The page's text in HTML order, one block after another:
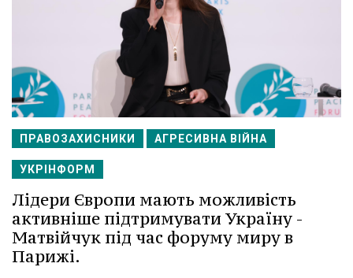
ПРАВОЗАХИСНИКИ АГРЕСИВНА ВІЙНА
УКРІНФОРМ
Лідери Європи мають можливість
активніше підтримувати Україну -
Матвійчук під час форуму миру в
Парижі.